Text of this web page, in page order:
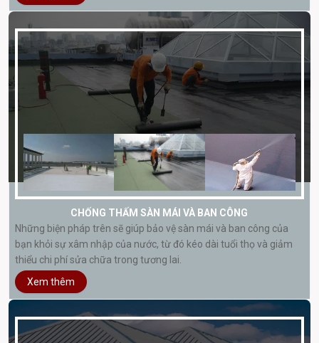
CHỐNG THẤM SÀN MÁI VÀ BAN CÔNG
Những biện pháp trên sẽ giúp bảo vệ sàn mái và ban công của
bạn khỏi sự xâm nhập của nước, từ đó kéo dài tuổi thọ và giảm
thiểu chi phí sửa chữa trong tương lai.
Xem thêm